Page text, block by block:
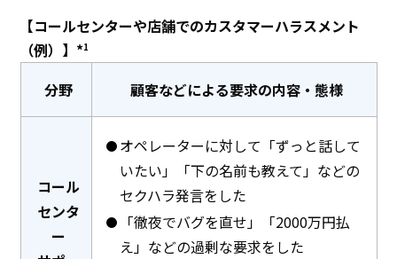
【コールセンターや店舗でのカスタマーハラスメント
（例）】*1
分野 顧客などによる要求の内容・態様
コール
センタ
ー
オペレーターに対して「ずっと話して
いたい」「下の名前も教えて」などの
セクハラ発言をした
「徹夜でバグを直せ」「2000万円払
え」などの過剰な要求をした